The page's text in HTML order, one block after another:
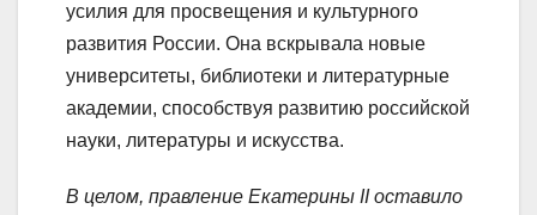
усилия для просвещения и культурного
развития России. Она вскрывала новые
университеты, библиотеки и литературные
академии, способствуя развитию российской
науки, литературы и искусства.
В целом, правление Екатерины II оставило